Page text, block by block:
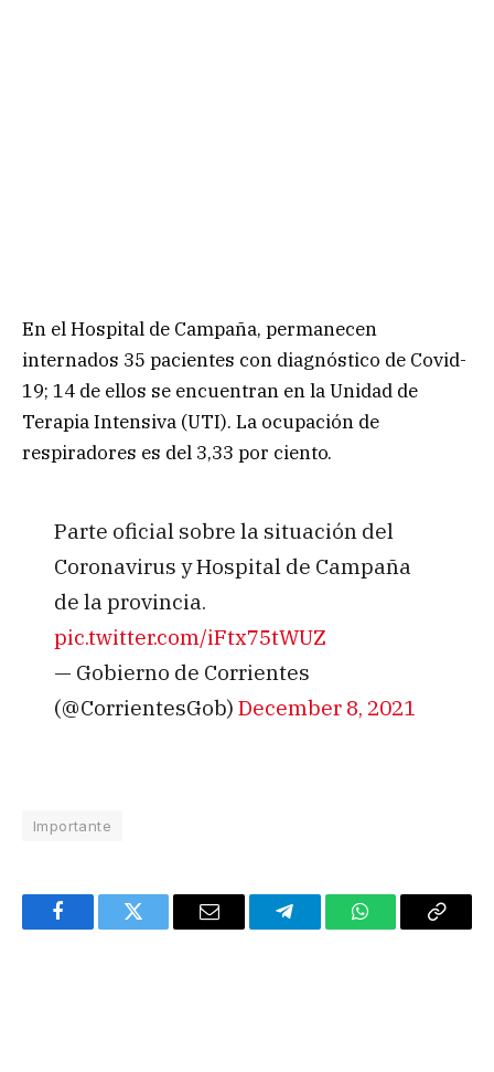
En el Hospital de Campaña, permanecen
internados 35 pacientes con diagnóstico de Covid-
19; 14 de ellos se encuentran en la Unidad de
Terapia Intensiva (UTI). La ocupación de
respiradores es del 3,33 por ciento.
Parte oficial sobre la situación del
Coronavirus y Hospital de Campaña
de la provincia.
pic.twitter.com/iFtx75tWUZ
— Gobierno de Corrientes
(@CorrientesGob) December 8, 2021
Importante
FacebookTwitter Email TelegramWhatsAppCopy